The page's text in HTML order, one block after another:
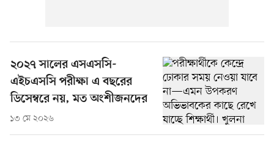
২০২৭ সালের এসএসসি-
এইচএসসি পরীক্ষা এ বছরের
ডিসেম্বরে নয়, মত অংশীজনদের
১৩ মে ২০২৬